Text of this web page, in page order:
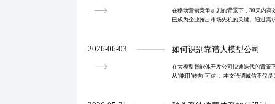
在移动营销竞争加剧的背景下，30天内高
已成为企业抢占市场先机的关键。通过需
2026-06-03 如何识别靠谱大模型公司
在大模型智能体开发公司快速迭代的背景
从‘能用’转向‘可信’。本文强调诚信不仅